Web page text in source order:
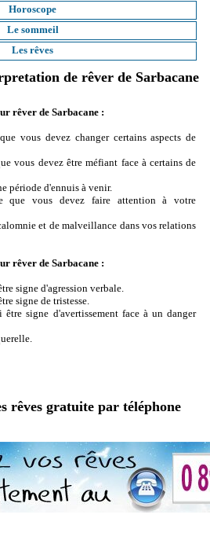
Horoscope
Le sommeil
Les rêves
de rêver de Sarbacane
rêver de Sarbacane :
vous devez changer certains aspects de
vous devez être méfiant face à certains de
période d'ennuis à venir.
que vous devez faire attention à votre
et de malveillance dans vos relations
rêver de Sarbacane :
signe d'agression verbale.
signe de tristesse.
être signe d'avertissement face à un danger
rêves gratuite par téléphone